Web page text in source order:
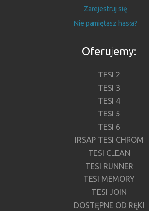
Zarejestruj się
Nie pamiętasz hasła?
Oferujemy:
TESI 2
TESI 3
TESI 4
TESI 5
TESI 6
IRSAP TESI CHROM
TESI CLEAN
TESI RUNNER
TESI MEMORY
TESI JOIN
DOSTĘPNE OD RĘKI